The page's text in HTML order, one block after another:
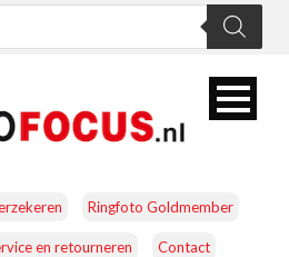
Ringfoto Goldmember
en retourneren Contact